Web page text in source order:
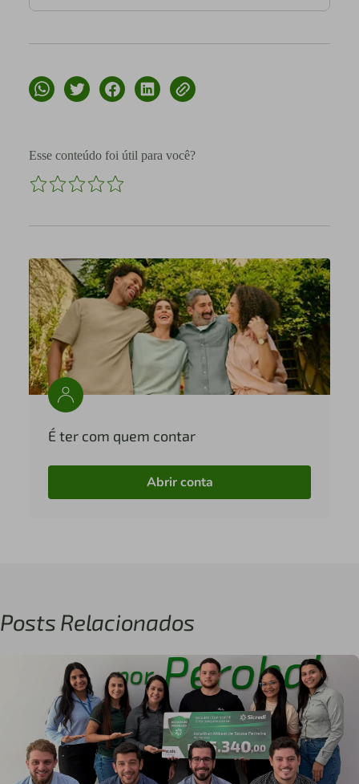
Esse conteúdo foi útil para você?
É ter com quem contar
Abrir conta
Posts Relacionados